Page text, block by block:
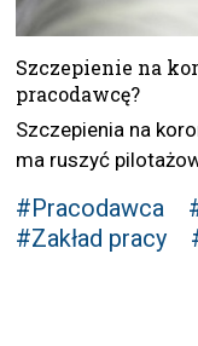
Szczepienie na
pracodawcę?
Szczepienia na
ma ruszyć
#Pracodawca
#Zakład pracy